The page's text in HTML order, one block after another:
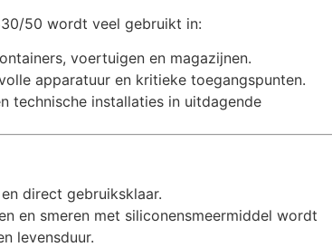
50 wordt veel gebruikt in:
voertuigen en magazijnen.
apparatuur en kritieke toegangspunten.
technische installaties in uitdagende
direct gebruiksklaar.
en smeren met siliconensmeermiddel wordt
levensduur.